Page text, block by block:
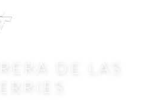
DE LAS